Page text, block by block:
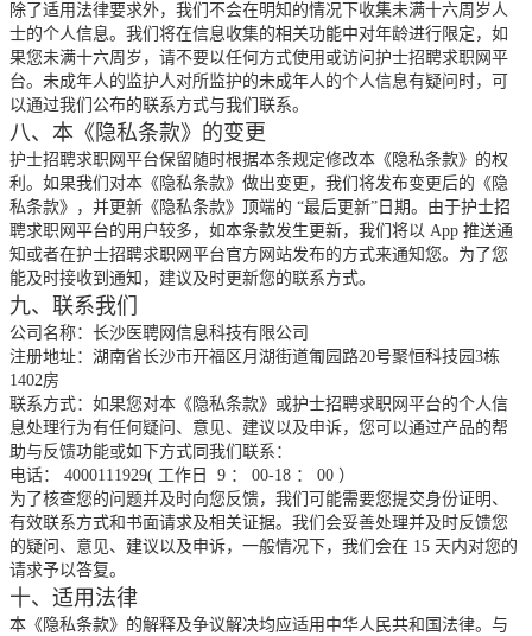
除了适用法律要求外，我们不会在明知的情况下收集未满十六周岁人
士的个人信息。我们将在信息收集的相关功能中对年龄进行限定，如
果您未满十六周岁，请不要以任何方式使用或访问护士招聘求职网平
台。未成年人的监护人对所监护的未成年人的个人信息有疑问时，可
以通过我们公布的联系方式与我们联系。
八、本《隐私条款》的变更
护士招聘求职网平台保留随时根据本条规定修改本《隐私条款》的权
利。如果我们对本《隐私条款》做出变更，我们将发布变更后的《隐
私条款》，并更新《隐私条款》顶端的 “最后更新”日期。由于护士招
聘求职网平台的用户较多，如本条款发生更新，我们将以 App 推送通
知或者在护士招聘求职网平台官方网站发布的方式来通知您。为了您
能及时接收到通知，建议及时更新您的联系方式。
九、联系我们
公司名称：长沙医聘网信息科技有限公司
注册地址：湖南省长沙市开福区月湖街道匍园路20号聚恒科技园3栋
1402房
联系方式：如果您对本《隐私条款》或护士招聘求职网平台的个人信
息处理行为有任何疑问、意见、建议以及申诉，您可以通过产品的帮
助与反馈功能或如下方式同我们联系：
电话：
4000111929( 工作日 9 ： 00-18 ： 00 ）
为了核查您的问题并及时向您反馈，我们可能需要您提交身份证明、
有效联系方式和书面请求及相关证据。我们会妥善处理并及时反馈您
的疑问、意见、建议以及申诉，一般情况下，我们会在 15 天内对您的
请求予以答复。
十、适用法律
本《隐私条款》的解释及争议解决均应适用中华人民共和国法律。与